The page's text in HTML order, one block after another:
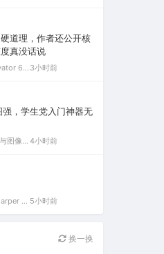
道理，作者还公开核
真没话说
HEU KMS Activator 64.0 简体中文版（支持激活最新版Windows/Office离线永久激活） 3小时前
强，学生党入门神器无
Paint.NET 绘画与图像处理软件 v5.1.12 官方版（Windows 免费开源图像编辑工具） 4小时前
JetBrains ReSharper 2025.3.3 官方最新破解版（dotUltimate工具集合，.NET开发必备工具箱） 5小时前
换一换